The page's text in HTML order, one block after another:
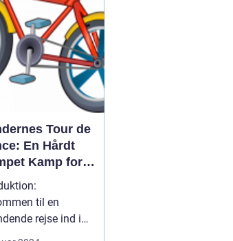
af "Tour de
enkeltstart" og
Tour de
En Hårdt
Kamp for
på
til en
rejse ind i
af "kvindernes